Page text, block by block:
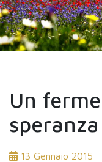
Un
speranza
13 Gennaio 2015